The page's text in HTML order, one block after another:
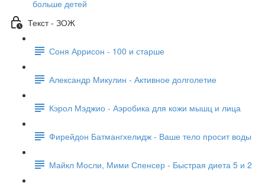
больше детей
Текст - ЗОЖ
Соня Аррисон - 100 и старше
Александр Микулин - Активное долголетие
Кэрол Мэджио - Аэробика для кожи мышц и лица
Фирейдон Батмангхелидж - Ваше тело просит воды
Майкл Мосли, Мими Спенсер - Быстрая диета 5 и 2